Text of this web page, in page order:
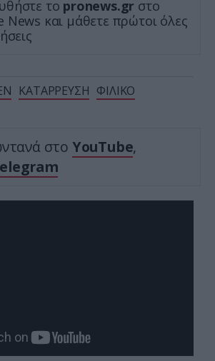
το pronews.gr στο
News και μάθετε πρώτοι όλες
ΚΑΤΑΡΡΕΥΣΗ ΦΙΛΙΚΟ
στο YouTube,